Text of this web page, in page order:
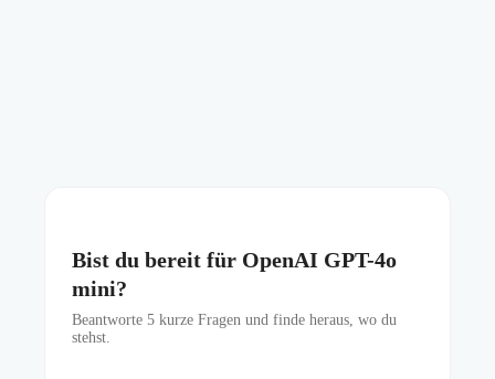
Bist du bereit für OpenAI GPT-4o
mini?
Beantworte 5 kurze Fragen und finde heraus, wo du
stehst.